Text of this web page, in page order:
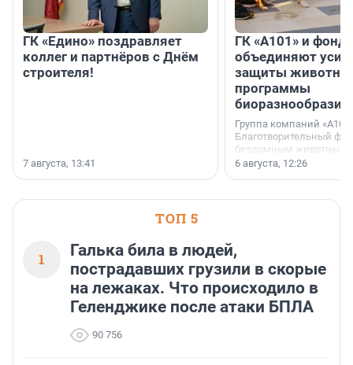
ГК «Едино» поздравляет
коллег и партнёров с Днём
строителя!
7 августа, 13:41
ГК «А101» и фонд
объединяют
защиты
программы
биоразнообразия
Группа компаний
Благотворительный
бездомным животным
заключили соглашение
6 августа, 12:26
ТОП 5
1
Галька била в людей,
пострадавших грузили в скорые
на лежаках. Что происходило в
Геленджике после атаки БПЛА
90 756